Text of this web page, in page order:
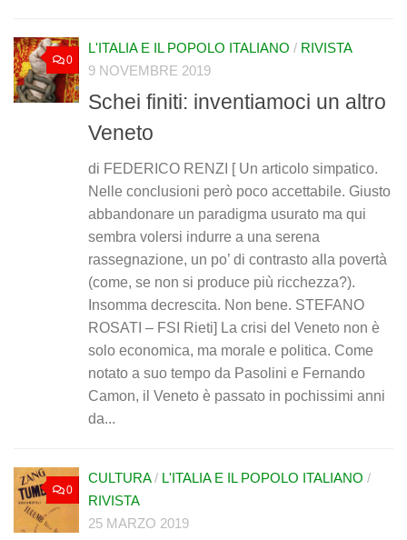
0
L'ITALIA E IL POPOLO ITALIANO / RIVISTA
9 NOVEMBRE 2019
Schei finiti: inventiamoci un altro
Veneto
di FEDERICO RENZI [ Un articolo simpatico.
Nelle conclusioni però poco accettabile. Giusto
abbandonare un paradigma usurato ma qui
sembra volersi indurre a una serena
rassegnazione, un po’ di contrasto alla povertà
(come, se non si produce più ricchezza?).
Insomma decrescita. Non bene. STEFANO
ROSATI – FSI Rieti] La crisi del Veneto non è
solo economica, ma morale e politica. Come
notato a suo tempo da Pasolini e Fernando
Camon, il Veneto è passato in pochissimi anni
da...
0
CULTURA/ L'ITALIA E IL POPOLO ITALIANO /
RIVISTA
25 MARZO 2019